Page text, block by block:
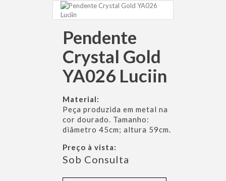
Pendente
Crystal Gold
YA026 Luciin
Material:
Peça produzida em metal na
cor dourado. Tamanho:
diâmetro 45cm; altura 59cm.
Preço à vista:
Sob Consulta